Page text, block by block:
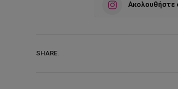
Ακολουθήστε
SHARE.